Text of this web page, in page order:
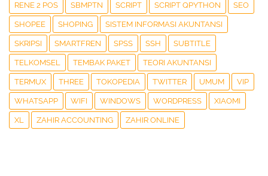
RENE 2 POS SBMPTN SCRIPT SCRIPT QPYTHON SEO
SHOPEE SHOPING SISTEM INFORMASI AKUNTANSI
SKRIPSI SMARTFREN SPSS SSH SUBTITLE
TELKOMSEL TEMBAK PAKET TEORI AKUNTANSI
TERMUX THREE TOKOPEDIA TWITTER UMUM VIP
WHATSAPP WIFI WINDOWS WORDPRESS XIAOMI
XL ZAHIR ACCOUNTING ZAHIR ONLINE